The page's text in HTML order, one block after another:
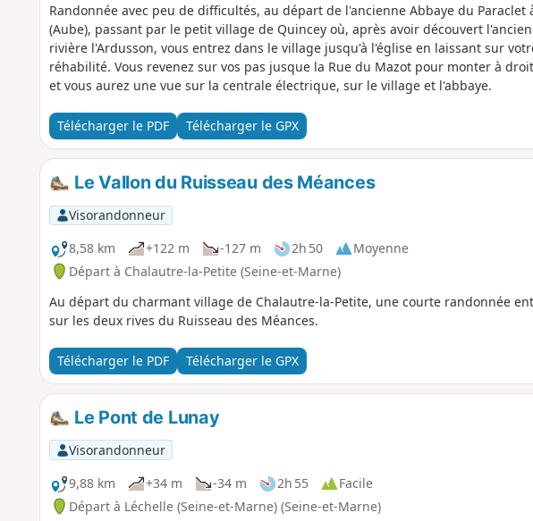
Randonnée avec peu de difficultés, au départ de l'ancienne Abbaye du Paraclet
(Aube), passant par le petit village de Quincey où, après avoir découvert
rivière l'Ardusson, vous entrez dans le village jusqu'à l'église en laissant sur
réhabilité. Vous revenez sur vos pas jusque la Rue du Mazot pour monter à
et vous aurez une vue sur la centrale électrique, sur le village et l'abbaye.
Télécharger le PDF Télécharger le GPX
Le Vallon du Ruisseau des Méances
Visorandonneur
8,58 km
+122 m -127 m 2h 50
Moyenne
Départ à Chalautre-la-Petite (Seine-et-Marne)
Au départ du charmant village de Chalautre-la-Petite, une courte randonnée
sur les deux rives du Ruisseau des Méances.
Télécharger le PDF Télécharger le GPX
Le Pont de Lunay
Visorandonneur
9,88 km
+34 m -34 m 2h 55
Facile
Départ à Léchelle (Seine-et-Marne) (Seine-et-Marne)